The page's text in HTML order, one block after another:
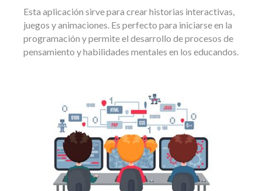
Esta aplicación sirve para crear historias interactivas,
juegos y animaciones. Es perfecto para iniciarse en la
programación y permite el desarrollo de procesos de
pensamiento y habilidades mentales en los educandos.